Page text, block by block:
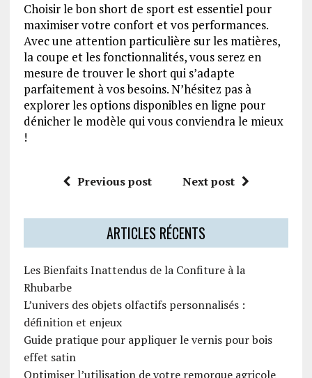
Choisir le bon short de sport est essentiel pour
maximiser votre confort et vos performances.
Avec une attention particulière sur les matières,
la coupe et les fonctionnalités, vous serez en
mesure de trouver le short qui s’adapte
parfaitement à vos besoins. N’hésitez pas à
explorer les options disponibles en ligne pour
dénicher le modèle qui vous conviendra le mieux
!
Previous post Next post
ARTICLES RÉCENTS
Les Bienfaits Inattendus de la Confiture à la
Rhubarbe
L’univers des objets olfactifs personnalisés :
définition et enjeux
Guide pratique pour appliquer le vernis pour bois
effet satin
Optimiser l’utilisation de votre remorque agricole